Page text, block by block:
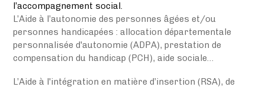
l’accompagnement social.
L’Aide à l’autonomie des personnes âgées et/ou
personnes handicapées : allocation départementale
personnalisée d'autonomie (ADPA), prestation de
compensation du handicap (PCH), aide sociale…
L’Aide à l'intégration en matière d’insertion (RSA), de